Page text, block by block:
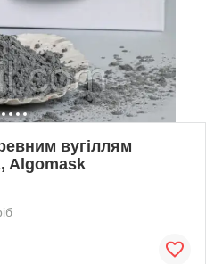
вугіллям
Algomask